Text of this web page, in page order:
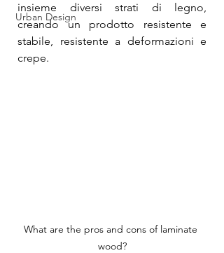
Urban Design
insieme diversi strati di legno,
creando un prodotto resistente e
stabile, resistente a deformazioni e
crepe.
What are the pros and cons of laminate
wood?